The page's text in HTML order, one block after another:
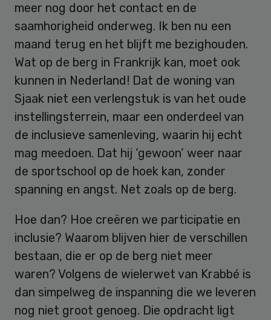
meer nog door het contact en de
saamhorigheid onderweg. Ik ben nu een
maand terug en het blijft me bezighouden.
Wat op de berg in Frankrijk kan, moet ook
kunnen in Nederland! Dat de woning van
Sjaak niet een verlengstuk is van het oude
instellingsterrein, maar een onderdeel van
de inclusieve samenleving, waarin hij echt
mag meedoen. Dat hij ‘gewoon’ weer naar
de sportschool op de hoek kan, zonder
spanning en angst. Net zoals op de berg.
Hoe dan? Hoe creëren we participatie en
inclusie? Waarom blijven hier de verschillen
bestaan, die er op de berg niet meer
waren? Volgens de wielerwet van Krabbé is
dan simpelweg de inspanning die we leveren
nog niet groot genoeg. Die opdracht ligt